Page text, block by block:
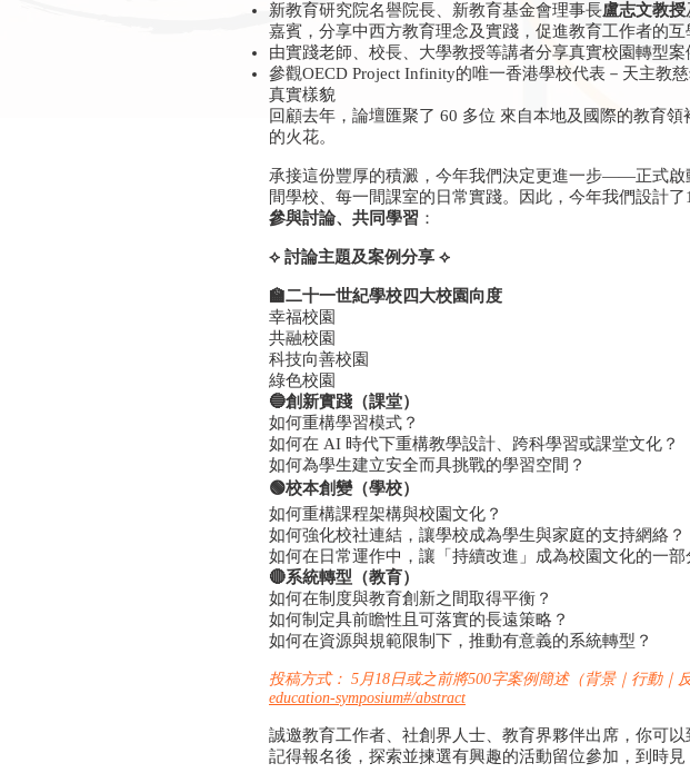
新教育研究院名譽院長、新教育基金會理事長盧志文教授
嘉賓，分享中西方教育理念及實踐，促進教育工作者的互
由實踐老師、校長、大學教授等講者分享真實校園轉型
參觀OECD Project Infinity的唯一香港學校代表－天主教
真實樣貌
回顧去年，論壇匯聚了 60 多位 來自本地及國際的教育
的火花。
承接這份豐厚的積澱，今年我們決定更進一步——正式啟
間學校、每一間課室的日常實踐。因此，今年我們設計
參與討論、共同學習 ：
⟡ 討論主題及案例分享 ⟡
🏫二十一世紀學校四大校園向度
幸福校園
共融校園
科技向善校園
綠色校園
🔵創新實踐（課堂）
如何重構學習模式？
如何在 AI 時代下重構教學設計、跨科學習或課堂文化？
如何為學生建立安全而具挑戰的學習空間？
🟢校本創變（學校）
如何重構課程架構與校園文化？
如何強化校社連結，讓學校成為學生與家庭的支持網絡？
如何在日常運作中，讓「持續改進」成為校園文化的一部
🔴系統轉型（教育）
如何在制度與教育創新之間取得平衡？
如何制定具前瞻性且可落實的長遠策略？
如何在資源與規範限制下，推動有意義的系統轉型？
投稿方式： 5月18日或之前將500字案例簡述（背景｜行動｜
education-symposium#/abstract
誠邀教育工作者、社創界人士、教育界夥伴出席，你可
記得報名後，探索並揀選有興趣的活動留位參加，到時見